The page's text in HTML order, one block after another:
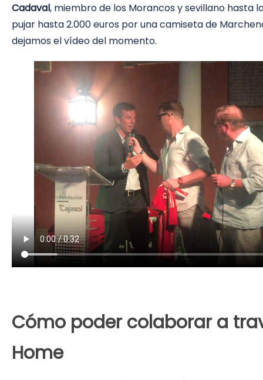
Cadaval, miembro de los Morancos y sevillano hasta
pujar hasta 2.000 euros por una camiseta de
dejamos el vídeo del momento.
Cómo poder colaborar a
Home